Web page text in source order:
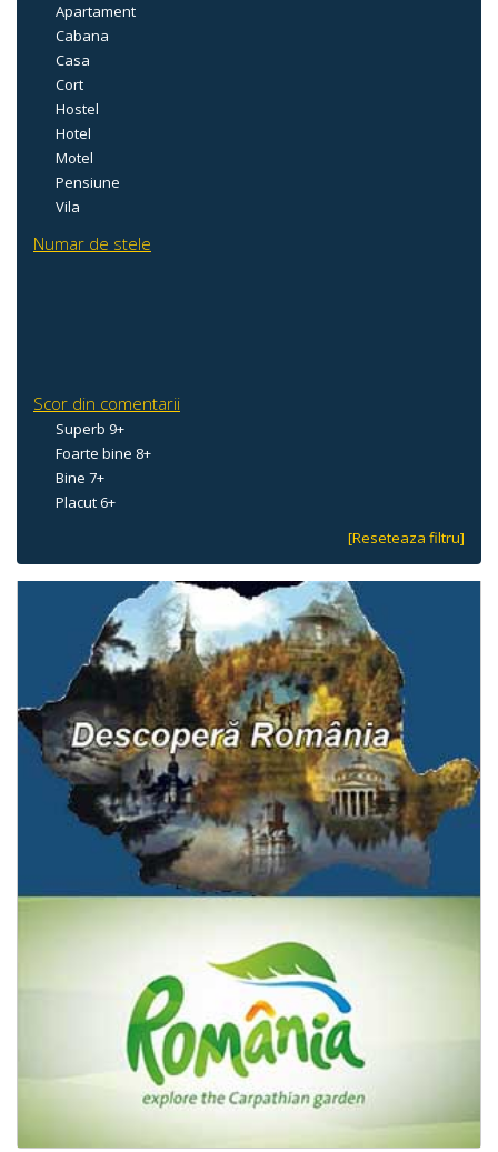
Apartament
Cabana
Casa
Cort
Hostel
Hotel
Motel
Pensiune
Vila
Numar de stele
Scor din comentarii
Superb 9+
Foarte bine 8+
Bine 7+
Placut 6+
[Reseteaza filtru]